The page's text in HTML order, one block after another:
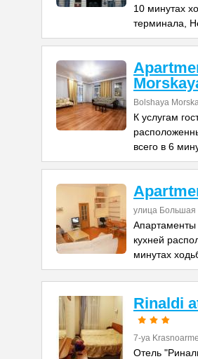
10 минутах
терминала,
Bolshaya
К услугам
всего в 6
улица Большая
кухней
минутах
Rinaldi
7-ya
Отель